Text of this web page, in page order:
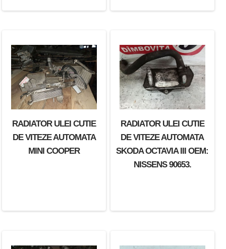
DE VITEZE AUTOMATA
AUDI A6 OEM:
4B0317021C.
RADIATOR ULEI CUTIE
DE VITEZE AUTOMATA
MINI COOPER
RADIATOR ULEI CUTIE
DE VITEZE AUTOMATA
SKODA OCTAVIA III OEM:
NISSENS 90653.